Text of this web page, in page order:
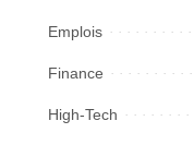
Emplois
Finance
High-Tech